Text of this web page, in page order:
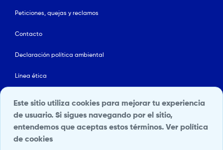
Peticiones, quejas y reclamos
Contacto
Declaración política ambiental
Línea ética
Política de Seguridad y Salud en el Trabajo
Portal Terceros
Este sitio utiliza cookies para mejorar tu experiencia
de usuario. Si sigues navegando por el sitio,
entendemos que aceptas estos términos.Ver política
de cookies